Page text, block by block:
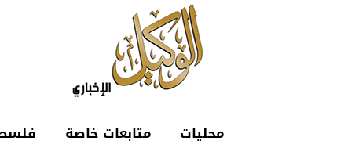
محليات متابعات خاصة